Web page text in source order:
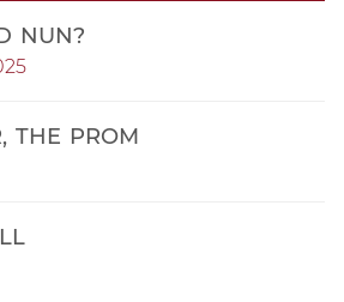
NUN?
THE PROM